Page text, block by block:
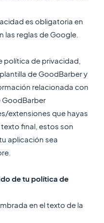
es obligatoria en
las reglas de Google.
política de privacidad,
de GoodBarber y
relacionada con
GoodBarber
extensiones que hayas
final, estos son
aplicación sea
de tu política de
en el texto de la